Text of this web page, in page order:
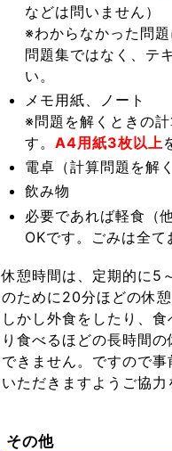
などは問いません）
※わからなかった問
問題集ではなく、テ
い。
メモ用紙、ノート
※問題を解くときの
す。A4用紙3枚以上
電卓（計算問題を解
飲み物
必要であれば軽食（
OKです。ごみは全て
休憩時間は、定期的に5
のために20分ほどの休
しかし外食をしたり、
り食べるほどの長時間
できません。ですので
いただきますようご協力
その他